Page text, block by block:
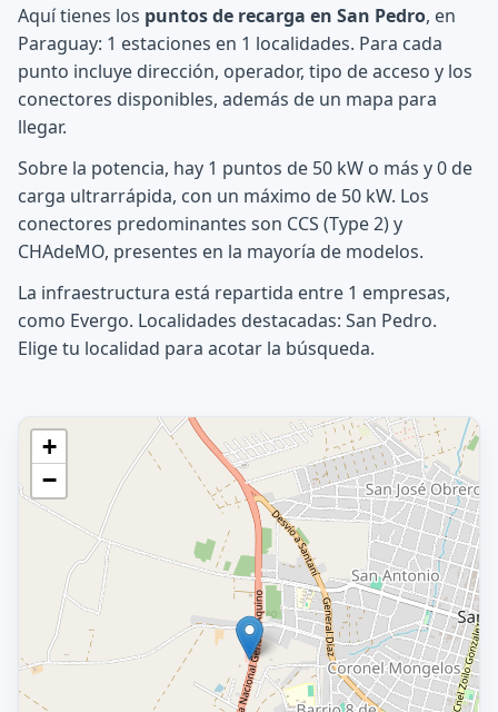
Aquí tienes los puntos de recarga en San Pedro, en
Paraguay: 1 estaciones en 1 localidades. Para cada
punto incluye dirección, operador, tipo de acceso y los
conectores disponibles, además de un mapa para
llegar.
Sobre la potencia, hay 1 puntos de 50 kW o más y 0 de
carga ultrarrápida, con un máximo de 50 kW. Los
conectores predominantes son CCS (Type 2) y
CHAdeMO, presentes en la mayoría de modelos.
La infraestructura está repartida entre 1 empresas,
como Evergo. Localidades destacadas: San Pedro.
Elige tu localidad para acotar la búsqueda.
+
−